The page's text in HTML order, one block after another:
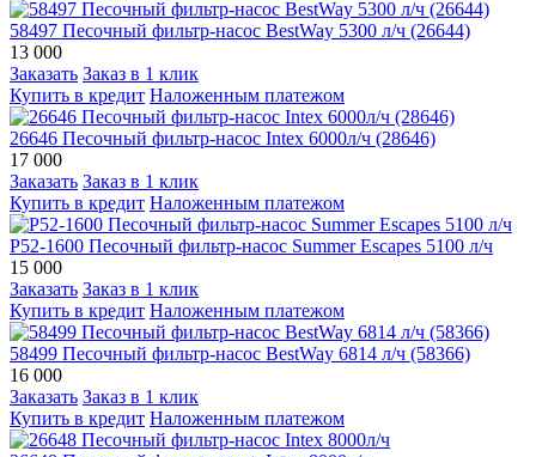
58497 Песочный фильтр-насос BestWay 5300 л/ч (26644)
13 000
Заказать Заказ в 1 клик
Купить в кредит Наложенным платежом
26646 Песочный фильтр-насос Intex 6000л/ч (28646)
17 000
Заказать Заказ в 1 клик
Купить в кредит Наложенным платежом
P52-1600 Песочный фильтр-насос Summer Escapes 5100 л/ч
15 000
Заказать Заказ в 1 клик
Купить в кредит Наложенным платежом
58499 Песочный фильтр-насос BestWay 6814 л/ч (58366)
16 000
Заказать Заказ в 1 клик
Купить в кредит Наложенным платежом